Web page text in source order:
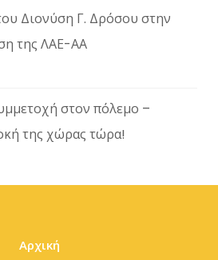
Διονύση Γ. Δρόσου στην
της ΛΑΕ-ΑΑ
στον πόλεμο –
της χώρας τώρα!
Αρχική